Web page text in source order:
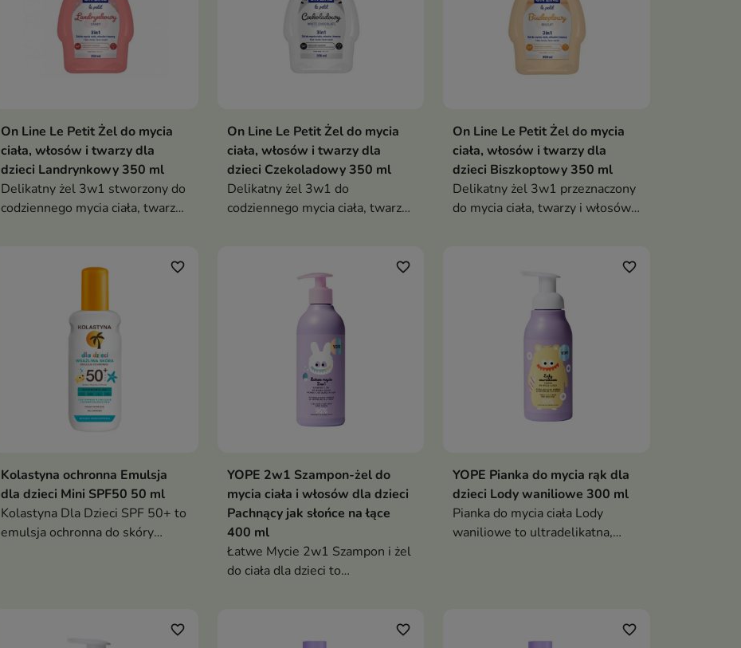
On Line Le Petit Żel do mycia
ciała, włosów i twarzy dla
dzieci Landrynkowy 350 ml
Delikatny żel 3w1 stworzony do
codziennego mycia ciała, twarzy i
On Line Le Petit Żel do mycia
ciała, włosów i twarzy dla
dzieci Czekoladowy 350 ml
Delikatny żel 3w1 do
codziennego mycia ciała, twarzy i
On Line Le Petit Żel do mycia
ciała, włosów i twarzy dla
dzieci Biszkoptowy 350 ml
Delikatny żel 3w1 przeznaczony
do mycia ciała, twarzy i włosów
favorite_border
Kolastyna ochronna Emulsja
dla dzieci Mini SPF50 50 ml
Kolastyna Dla Dzieci SPF 50+ to
emulsja ochronna do skóry
favorite_border
YOPE 2w1 Szampon-żel do
mycia ciała i włosów dla dzieci
Pachnący jak słońce na łące
400 ml
Łatwe Mycie 2w1 Szampon i żel
do ciała dla dzieci to
favorite_border
YOPE Pianka do mycia rąk dla
dzieci Lody waniliowe 300 ml
Pianka do mycia ciała Lody
waniliowe to ultradelikatna,
favorite_border favorite_border favorite_border